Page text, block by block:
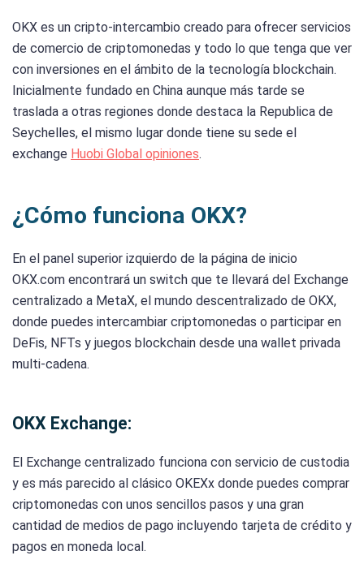
OKX es un cripto-intercambio creado para ofrecer servicios
de comercio de criptomonedas y todo lo que tenga que ver
con inversiones en el ámbito de la tecnología blockchain.
Inicialmente fundado en China aunque más tarde se
traslada a otras regiones donde destaca la Republica de
Seychelles, el mismo lugar donde tiene su sede el
exchange Huobi Global opiniones.
¿Cómo funciona OKX?
En el panel superior izquierdo de la página de inicio
OKX.com encontrará un switch que te llevará del Exchange
centralizado a MetaX, el mundo descentralizado de OKX,
donde puedes intercambiar criptomonedas o participar en
DeFis, NFTs y juegos blockchain desde una wallet privada
multi-cadena.
OKX Exchange:
El Exchange centralizado funciona con servicio de custodia
y es más parecido al clásico OKEXx donde puedes comprar
criptomonedas con unos sencillos pasos y una gran
cantidad de medios de pago incluyendo tarjeta de crédito y
pagos en moneda local.